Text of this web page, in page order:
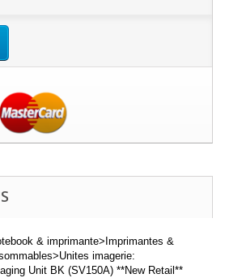
& imprimante>Imprimantes &
imagerie:
Unit BK (SV150A) **New Retail**